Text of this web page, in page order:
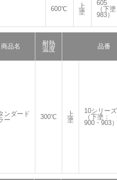
600℃
上
塗
605
（下
983）
商品名
耐熱
温度
品番
ンダード
ー
300℃
上
塗
10シリーズ
（下塗：
900・903）